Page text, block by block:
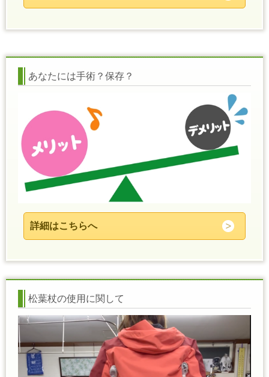
あなたには手術？保存？
詳細はこちらへ
松葉杖の使用に関して